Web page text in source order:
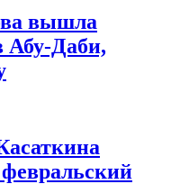
вышла
Абу-Даби,